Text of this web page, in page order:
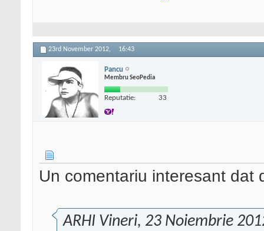
23rd November 2012, 16:43
Pancu
Membru SeoPedia
Reputatie: 33
Un comentariu interesant dat
ARHI Vineri, 23 Noiembrie